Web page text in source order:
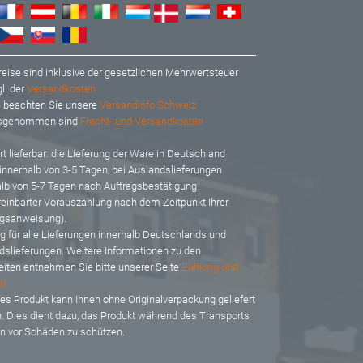
sind inklusive der gesetzlichen Mehrwertsteuer
derVersandkosten
Sie unsere Versandinfo Schweiz
sind Fracht- und Versandkosten
lieferbar: die Lieferung der Ware in Deutschland
von 3-5 Tagen, bei Auslandslieferungen
von 5-7 Tagen nach Auftragsbestätigung
Vorauszahlung nach dem Zeitpunkt Ihrer
für alle Lieferungen innerhalb Deutschlands und
Weitere Informationen zu den
entnehmen Sie bitte unserer Seite Zahlung und
Produkt kann Ihnen ohne Originalverpackung geliefert
Dies dient dazu, das Produkt während des Transports
vor Schäden zu schützen.